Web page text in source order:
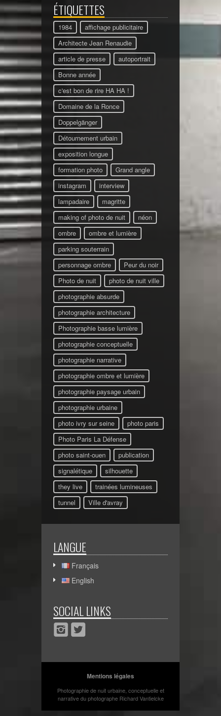
ÉTIQUETTES
1984
affichage publicitaire
Architecte Jean Renaudie
article de presse
autoportrait
Bonne année
c'est bon de rire HA HA !
Domaine de la Ronce
Doppelgänger
Détournement urbain
exposition longue
formation photo
Grand angle
instagram
interview
lampadaire
magritte
making of photo de nuit
néon
ombre
ombre et lumière
parking souterrain
personnage ombre
Peur du noir
Photo de nuit
photo de nuit ville
photographie absurde
photographie architecture
Photographie basse lumière
photographie conceptuelle
photographie narrative
photographie ombre et lumière
photographie paysage urbain
photographie urbaine
photo ivry sur seine
photo paris
Photo Paris La Défense
photo saint-ouen
publication
signalétique
silhouette
they live
trainées lumineuses
tunnel
Ville d'avray
LANGUE
Français
English
SOCIAL LINKS
Mentions légales
Photographie de nuit urbaine, conceptuelle et
narrative du photographe Richard Vantielcke